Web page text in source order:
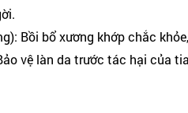
Bồi bổ xương khớp chắc
vệ làn da trước tác hại của